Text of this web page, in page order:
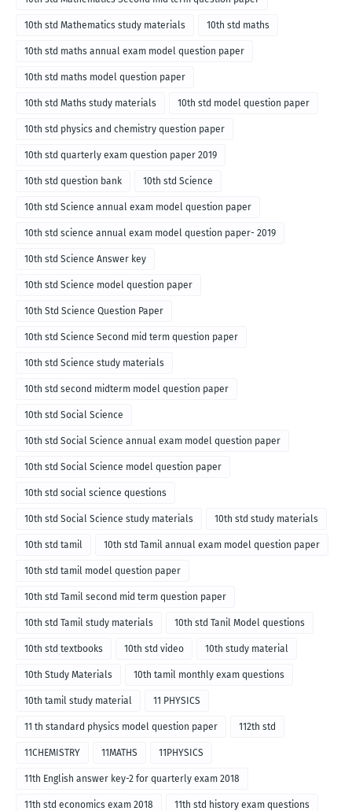
10th std Mathematics study materials 10th std maths
10th std maths annual exam model question paper
10th std maths model question paper
10th std Maths study materials 10th std model question paper
10th std physics and chemistry question paper
10th std quarterly exam question paper 2019
10th std question bank 10th std Science
10th std Science annual exam model question paper
10th std science annual exam model question paper- 2019
10th std Science Answer key
10th std Science model question paper
10th Std Science Question Paper
10th std Science Second mid term question paper
10th std Science study materials
10th std second midterm model question paper
10th std Social Science
10th std Social Science annual exam model question paper
10th std Social Science model question paper
10th std social science questions
10th std Social Science study materials 10th std study materials
10th std tamil 10th std Tamil annual exam model question paper
10th std tamil model question paper
10th std Tamil second mid term question paper
10th std Tamil study materials 10th std Tanil Model questions
10th std textbooks 10th std video 10th study material
10th Study Materials 10th tamil monthly exam questions
10th tamil study material 11 PHYSICS
11 th standard physics model question paper 112th std
11CHEMISTRY 11MATHS 11PHYSICS
11th English answer key-2 for quarterly exam 2018
11th std economics exam 2018 11th std history exam questions